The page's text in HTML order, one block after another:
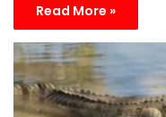
Read More »